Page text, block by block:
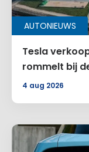
AUTONIEUWS
Tesla
rommelt bij
4 aug 2026